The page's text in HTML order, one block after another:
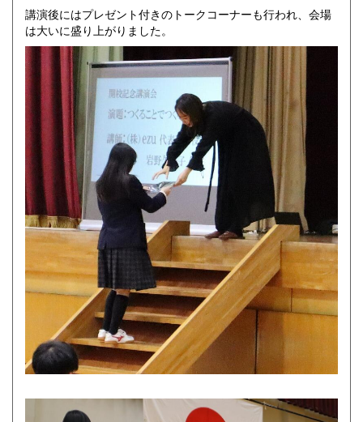
講演後にはプレゼント付きのトークコーナーも行われ、会場
は大いに盛り上がりました。